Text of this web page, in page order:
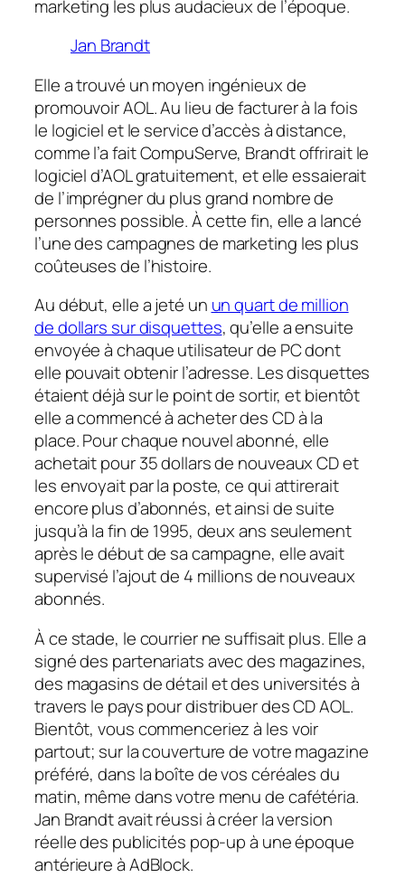
marketing les plus audacieux de l’époque.
Jan Brandt
Elle a trouvé un moyen ingénieux de
promouvoir AOL. Au lieu de facturer à la fois
le logiciel et le service d’accès à distance,
comme l’a fait CompuServe, Brandt offrirait le
logiciel d’AOL gratuitement, et elle essaierait
de l’imprégner du plus grand nombre de
personnes possible. À cette fin, elle a lancé
l’une des campagnes de marketing les plus
coûteuses de l’histoire.
Au début, elle a jeté un un quart de million
de dollars sur disquettes, qu’elle a ensuite
envoyée à chaque utilisateur de PC dont
elle pouvait obtenir l’adresse. Les disquettes
étaient déjà sur le point de sortir, et bientôt
elle a commencé à acheter des CD à la
place. Pour chaque nouvel abonné, elle
achetait pour 35 dollars de nouveaux CD et
les envoyait par la poste, ce qui attirerait
encore plus d’abonnés, et ainsi de suite
jusqu’à la fin de 1995, deux ans seulement
après le début de sa campagne, elle avait
supervisé l’ajout de 4 millions de nouveaux
abonnés.
À ce stade, le courrier ne suffisait plus. Elle a
signé des partenariats avec des magazines,
des magasins de détail et des universités à
travers le pays pour distribuer des CD AOL.
Bientôt, vous commenceriez à les voir
partout; sur la couverture de votre magazine
préféré, dans la boîte de vos céréales du
matin, même dans votre menu de cafétéria.
Jan Brandt avait réussi à créer la version
réelle des publicités pop-up à une époque
antérieure à AdBlock.